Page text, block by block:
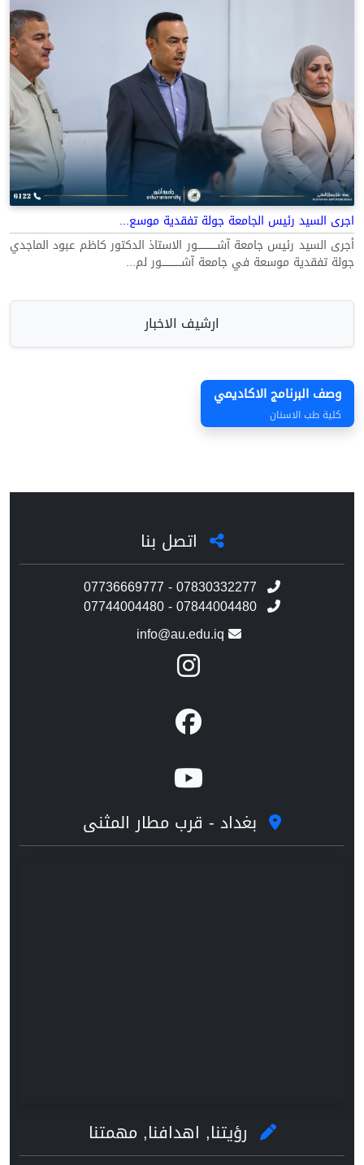
اجرى السيد رئيس الجامعة جولة تفقدية موسع...
أجرى السيد رئيس جامعة آشــــــــــــور الاستاذ الدكتور كاظم عبود الماجدي
جولة تفقدية موسعة في جامعة آشــــــــــــور لم...
ارشيف الاخبار
وصف البرنامج الاكاديمي
كلية طب الاسنان
اتصل بنا
07736669777 - 07830332277
07744004480 - 07844004480
info@au.edu.iq
بغداد - قرب مطار المثنى
رؤيتنا, اهدافنا, مهمتنا